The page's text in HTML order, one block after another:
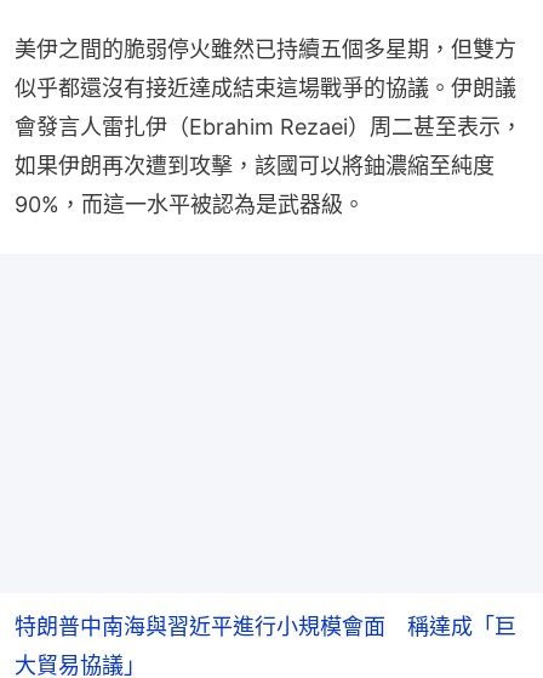
美伊之間的脆弱停火雖然已持續五個多星期，但雙方
似乎都還沒有接近達成結束這場戰爭的協議。伊朗議
會發言人雷扎伊（Ebrahim Rezaei）周二甚至表示，
如果伊朗再次遭到攻擊，該國可以將鈾濃縮至純度
90%，而這一水平被認為是武器級。
特朗普中南海與習近平進行小規模會面 稱達成「巨
大貿易協議」